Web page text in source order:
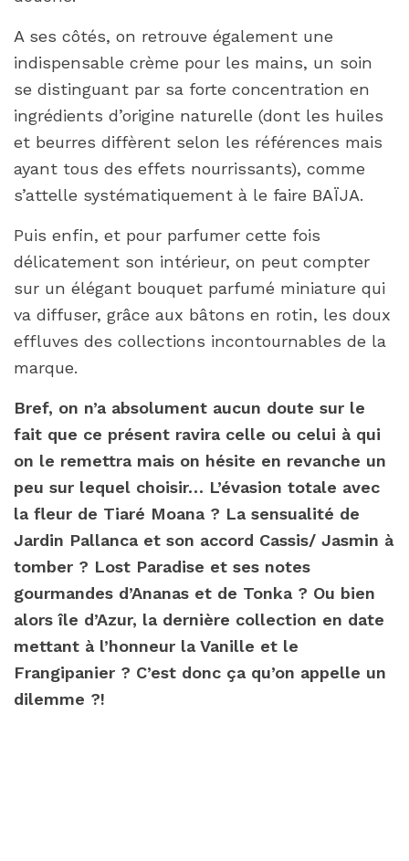
A ses côtés, on retrouve également une
indispensable crème pour les mains, un soin
se distinguant par sa forte concentration en
ingrédients d’origine naturelle (dont les huiles
et beurres diffèrent selon les références mais
ayant tous des effets nourrissants), comme
s’attelle systématiquement à le faire BAÏJA.
Puis enfin, et pour parfumer cette fois
délicatement son intérieur, on peut compter
sur un élégant bouquet parfumé miniature qui
va diffuser, grâce aux bâtons en rotin, les doux
effluves des collections incontournables de la
marque.
Bref, on n’a absolument aucun doute sur le
fait que ce présent ravira celle ou celui à qui
on le remettra mais on hésite en revanche un
peu sur lequel choisir… L’évasion totale avec
la fleur de Tiaré Moana ? La sensualité de
Jardin Pallanca et son accord Cassis/ Jasmin à
tomber ? Lost Paradise et ses notes
gourmandes d’Ananas et de Tonka ? Ou bien
alors île d’Azur, la dernière collection en date
mettant à l’honneur la Vanille et le
Frangipanier ? C’est donc ça qu’on appelle un
dilemme ?!